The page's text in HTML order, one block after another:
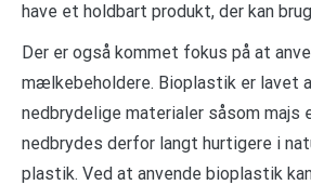
have et holdbart produkt, der kan
Der er også kommet fokus på at
mælkebeholdere. Bioplastik er lavet
nedbrydelige materialer såsom majs
nedbrydes derfor langt hurtigere i
plastik. Ved at anvende bioplastik